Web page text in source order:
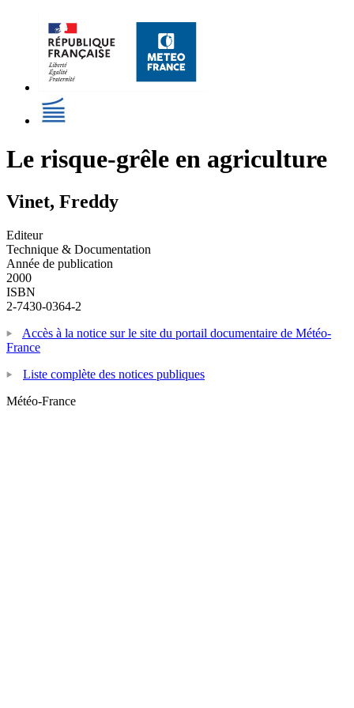
Le risque-grêle en agriculture
Vinet, Freddy
Editeur
Technique & Documentation
Année de publication
2000
ISBN
2-7430-0364-2
Accès à la notice sur le site du portail documentaire de Météo-
France
Liste complète des notices publiques
Météo-France